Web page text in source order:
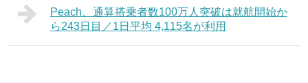
Peach、通算搭乗者数100万人突破は就航開始か
ら243日目／1日平均 4,115名が利用